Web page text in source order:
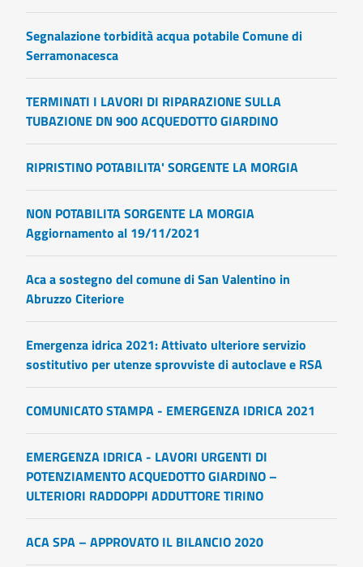
Segnalazione torbidità acqua potabile Comune di
Serramonacesca
TERMINATI I LAVORI DI RIPARAZIONE SULLA
TUBAZIONE DN 900 ACQUEDOTTO GIARDINO
RIPRISTINO POTABILITA' SORGENTE LA MORGIA
NON POTABILITA SORGENTE LA MORGIA
Aggiornamento al 19/11/2021
Aca a sostegno del comune di San Valentino in
Abruzzo Citeriore
Emergenza idrica 2021: Attivato ulteriore servizio
sostitutivo per utenze sprovviste di autoclave e RSA
COMUNICATO STAMPA - EMERGENZA IDRICA 2021
EMERGENZA IDRICA - LAVORI URGENTI DI
POTENZIAMENTO ACQUEDOTTO GIARDINO –
ULTERIORI RADDOPPI ADDUTTORE TIRINO
ACA SPA – APPROVATO IL BILANCIO 2020